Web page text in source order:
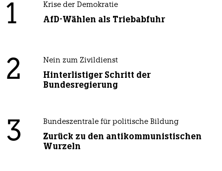
1 Krise der Demokratie
AfD-Wählen als Triebabfuhr
2 Nein zum Zivildienst
Hinterlistiger Schritt der
Bundesregierung
3 Bundeszentrale für politische Bildung
Zurück zu den antikommunistischen
Wurzeln